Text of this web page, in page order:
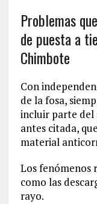
Problemas
de puesta a
Chimbote
Con
de la fosa,
incluir parte del
antes citada,
material
Los fenómenos
como las
rayo.